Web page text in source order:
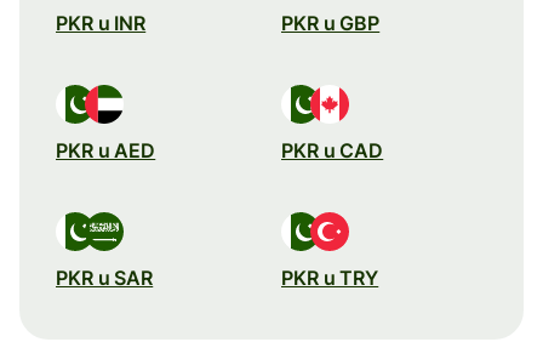
PKR u INR PKR u GBP
PKR u AED PKR u CAD
PKR u SAR PKR u TRY